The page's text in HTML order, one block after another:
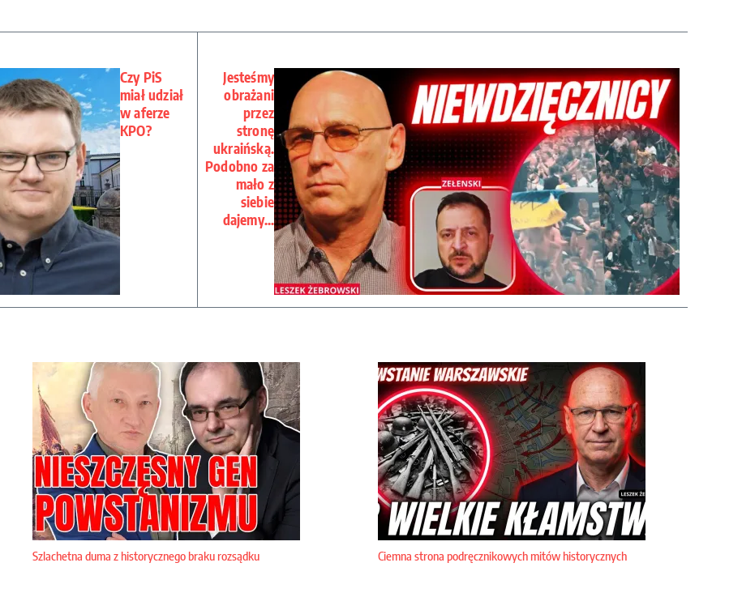
Czy PiS
miał udział
w aferze
KPO?
Jesteśmy
obrażani
przez
stronę
ukraińską.
Podobno za
mało z
siebie
dajemy…
Szlachetna duma z historycznego braku rozsądku Ciemna strona podręcznikowych mitów historycznych